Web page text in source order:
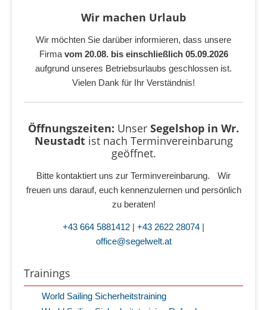
Wir machen Urlaub
Wir möchten Sie darüber informieren, dass unsere
Firma vom 20.08. bis einschließlich 05.09.2026
aufgrund unseres Betriebsurlaubs geschlossen ist.
Vielen Dank für Ihr Verständnis!
Öffnungszeiten: Unser Segelshop in Wr.
Neustadt ist nach Terminvereinbarung
geöffnet.
Bitte kontaktiert uns zur Terminvereinbarung. Wir
freuen uns darauf, euch kennenzulernen und persönlich
zu beraten!
+43 664 5881412 | +43 2622 28074 |
office@segelwelt.at
Trainings
World Sailing Sicherheitstraining